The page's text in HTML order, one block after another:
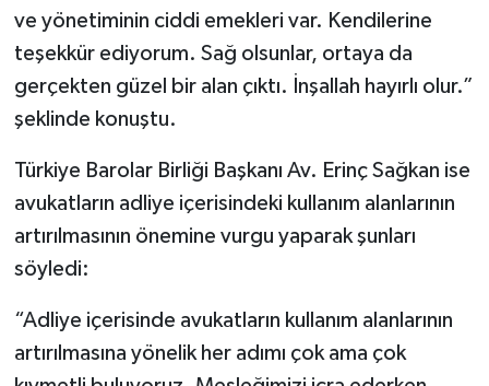
ve yönetiminin ciddi emekleri var. Kendilerine
teşekkür ediyorum. Sağ olsunlar, ortaya da
gerçekten güzel bir alan çıktı. İnşallah hayırlı olur.”
şeklinde konuştu.
Türkiye Barolar Birliği Başkanı Av. Erinç Sağkan ise
avukatların adliye içerisindeki kullanım alanlarının
artırılmasının önemine vurgu yaparak şunları
söyledi:
“Adliye içerisinde avukatların kullanım alanlarının
artırılmasına yönelik her adımı çok ama çok